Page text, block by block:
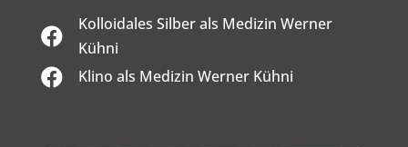

Kolloidales Silber als Medizin Werner
Kühni
 Klino als Medizin Werner Kühni